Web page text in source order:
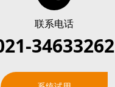
联系电话
34633262